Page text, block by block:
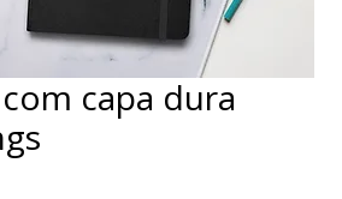
capa dura